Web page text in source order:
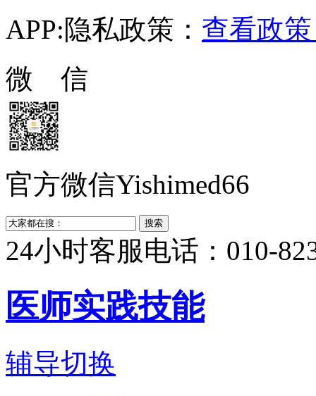
APP:隐私政策： 查看政
微 信
官方微信Yishimed66
24小时客服电话：010-
医师实践技能
辅导切换